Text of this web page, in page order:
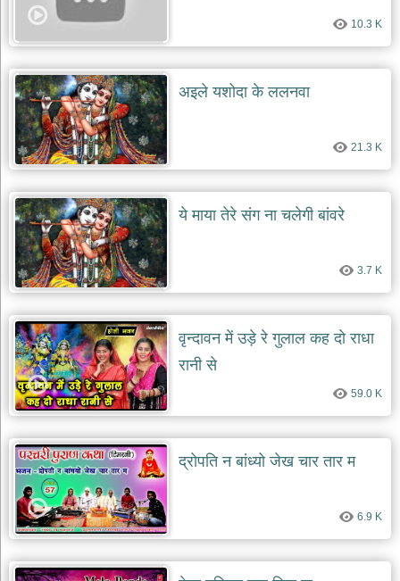
10.3 K
अइले यशोदा के ललनवा
21.3 K
ये माया तेरे संग ना चलेगी बांवरे
3.7 K
वृन्दावन में उड़े रे गुलाल कह दो राधा
रानी से
59.0 K
द्रोपति न बांध्यो जेख चार तार म
6.9 K